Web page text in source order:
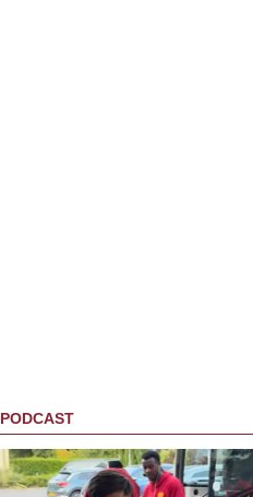
PODCAST